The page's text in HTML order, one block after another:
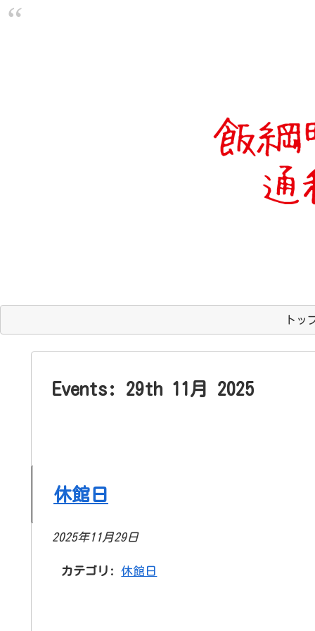
トッ
Events: 29th 11月 2025
休館日
2025年11月29日
カテゴリ: 休館日